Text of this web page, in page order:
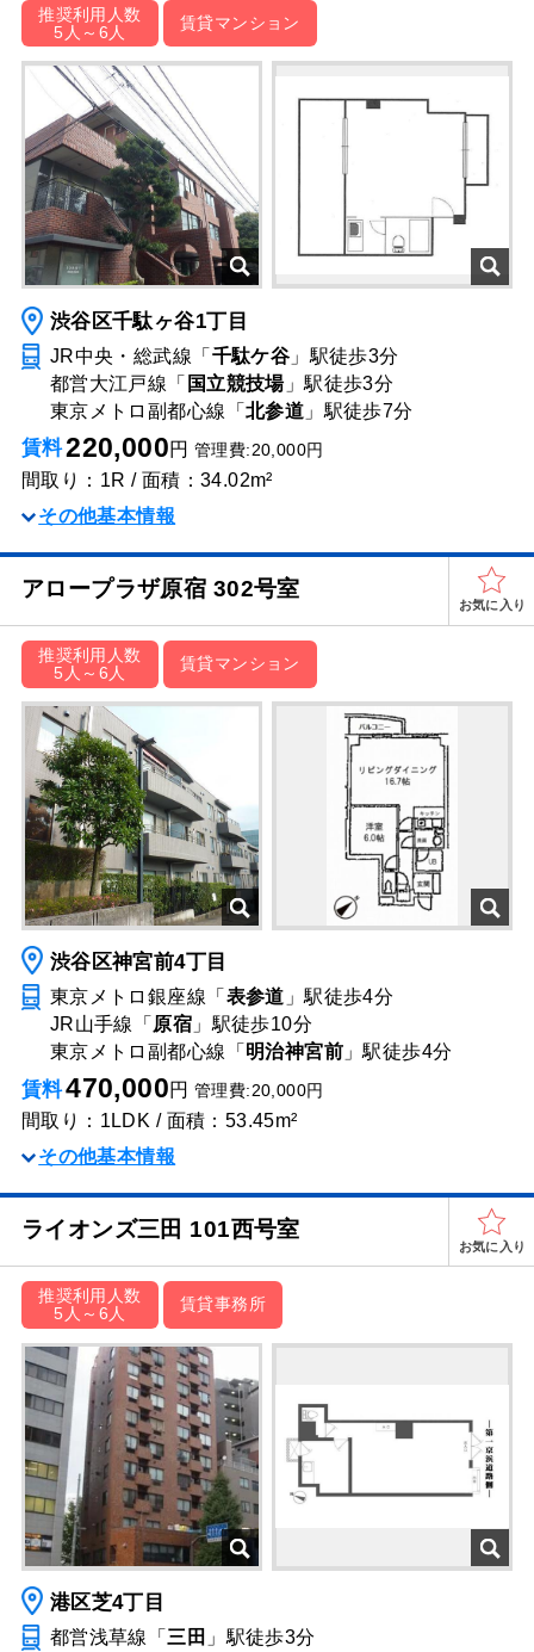
推奨利用人数
5人～6人
賃貸マンション
渋谷区千駄ヶ谷1丁目
JR中央・総武線「 千駄ケ谷 」駅徒歩3分
都営大江戸線「 国立競技場」駅徒歩3分
東京メトロ副都心線「 北参道 」駅徒歩7分
賃料220,000円 管理費:20,000円
間取り：1R / 面積：34.02m²
その他基本情報
アロープラザ原宿 302号室
お気に入り
推奨利用人数
5人～6人
賃貸マンション
渋谷区神宮前4丁目
東京メトロ銀座線「 表参道 」駅徒歩4分
JR山手線「 原宿 」駅徒歩10分
東京メトロ副都心線「 明治神宮前 」駅徒歩4分
賃料470,000円 管理費:20,000円
間取り：1LDK / 面積：53.45m²
その他基本情報
ライオンズ三田 101西号室
お気に入り
推奨利用人数
5人～6人
賃貸事務所
港区芝4丁目
都営浅草線「 三田 」駅徒歩3分